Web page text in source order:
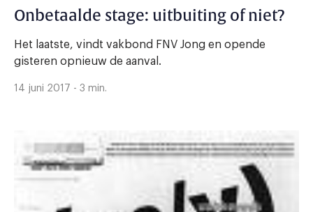
Onbetaalde stage: uitbuiting of niet?
Het laatste, vindt vakbond FNV Jong en opende
gisteren opnieuw de aanval.
14 juni 2017 - 3 min.